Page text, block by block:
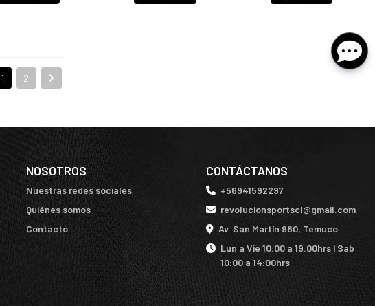
1 2
NOSOTROS
Nuestras redes sociales
Quiénes somos
Contacto
CONTÁCTANOS
+56941592297
revolucionsportscl@gmail.com
Av. San Martín 980, Temuco
Lun a Vie 10:00 a 19:00hrs | Sab
10:00 a 14:00hrs